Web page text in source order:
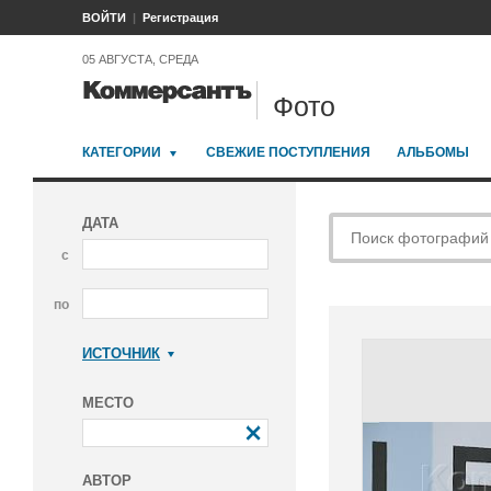
ВОЙТИ Регистрация
05 АВГУСТА, СРЕДА
Фото
КАТЕГОРИИ СВЕЖИЕ ПОСТУПЛЕНИЯ АЛЬБОМЫ
ДАТА
с
по
ИСТОЧНИК
МЕСТО
АВТОР